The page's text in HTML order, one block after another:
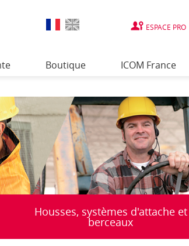
ESPACE PRO
Boutique ICOM France
Housses, systèmes d'attache et
berceaux